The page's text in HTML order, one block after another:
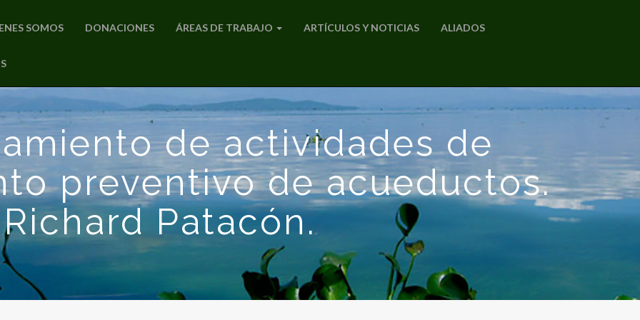
SOMOS DONACIONES ÁREAS DE TRABAJO ARTÍCULOS Y NOTICIAS ALIADOS
de actividades de
preventivo de acueductos.
Richard Patacón.